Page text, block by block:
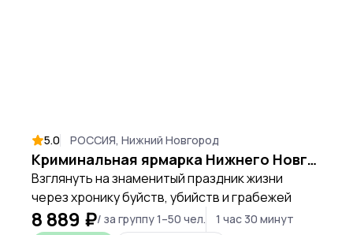
5.0 РОССИЯ, Нижний Новгород
Криминальная ярмарка Нижнего Новгорода
Взглянуть на знаменитый праздник жизни
через хронику буйств, убийств и грабежей
8 889 ₽/ за группу 1–50 чел. 1 час 30 минут